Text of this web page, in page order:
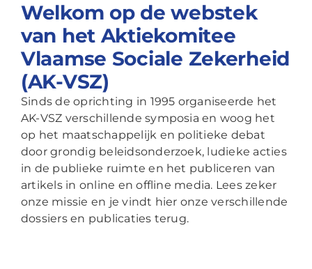
Welkom op de webstek
van het Aktiekomitee
Vlaamse Sociale Zekerheid
(AK-VSZ)
Sinds de oprichting in 1995 organiseerde het
AK-VSZ verschillende symposia en woog het
op het maatschappelijk en politieke debat
door grondig beleidsonderzoek, ludieke acties
in de publieke ruimte en het publiceren van
artikels in online en offline media. Lees zeker
onze missie en je vindt hier onze verschillende
dossiers en publicaties terug.